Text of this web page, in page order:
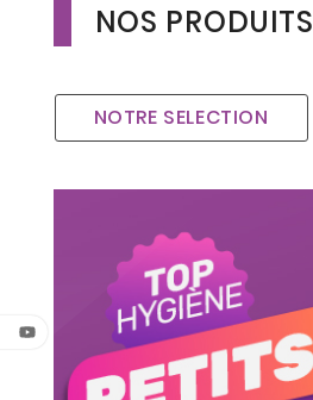
NOS PRODUITS
NOTRE SELECTION